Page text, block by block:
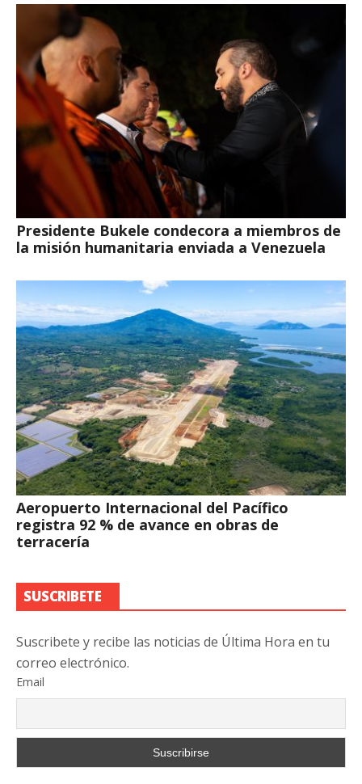
Presidente Bukele condecora a miembros de
la misión humanitaria enviada a Venezuela
Aeropuerto Internacional del Pacífico
registra 92 % de avance en obras de
terracería
SUSCRIBETE
Suscribete y recibe las noticias de Última Hora en tu
correo electrónico.
Email